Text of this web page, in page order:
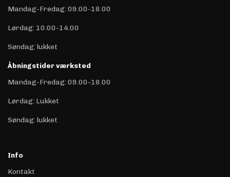
Mandag-Fredag: 09.00-18.00
Lørdag: 10.00-14.00
Søndag: lukket
Åbningstider værksted
Mandag-Fredag: 09.00-18.00
Lørdag: Lukket
Søndag: lukket
Info
Kontakt